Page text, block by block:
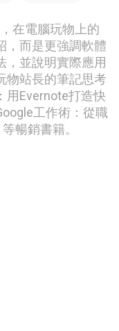
在電腦玩物上的
，而是更強調軟體
，並說明實際應用
物站長的筆記思考
用Evernote打造快
工作術：從職
暢銷書籍。